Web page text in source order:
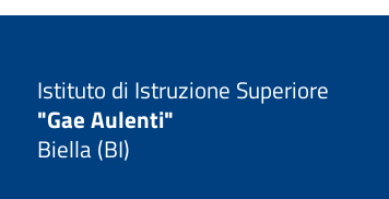
Istituto di Istruzione Superiore
"Gae Aulenti"
Biella (BI)